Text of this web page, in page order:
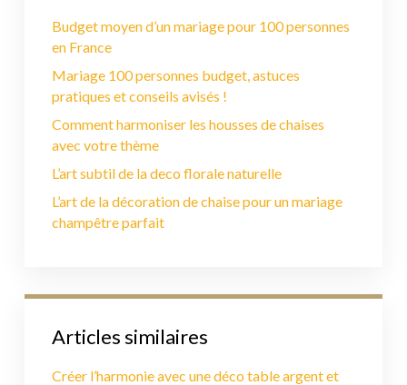
Budget moyen d’un mariage pour 100 personnes
en France
Mariage 100 personnes budget, astuces
pratiques et conseils avisés !
Comment harmoniser les housses de chaises
avec votre thème
L’art subtil de la deco florale naturelle
L’art de la décoration de chaise pour un mariage
champêtre parfait
Articles similaires
Créer l’harmonie avec une déco table argent et